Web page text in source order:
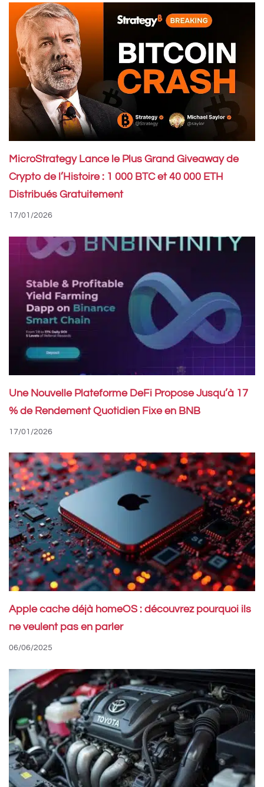
MicroStrategy Lance le Plus Grand Giveaway de
Crypto de l’Histoire : 1 000 BTC et 40 000 ETH
Distribués Gratuitement
17/01/2026
Une Nouvelle Plateforme DeFi Propose Jusqu’à 17
% de Rendement Quotidien Fixe en BNB
17/01/2026
Apple cache déjà homeOS : découvrez pourquoi ils
ne veulent pas en parler
06/06/2025